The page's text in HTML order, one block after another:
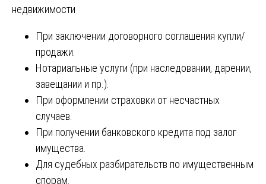
недвижимости
При заключении договорного соглашения купли/
продажи.
Нотариальные услуги (при наследовании, дарении,
завещании и пр.).
При оформлении страховки от несчастных
случаев.
При получении банковского кредита под залог
имущества.
Для судебных разбирательств по имущественным
спорам.